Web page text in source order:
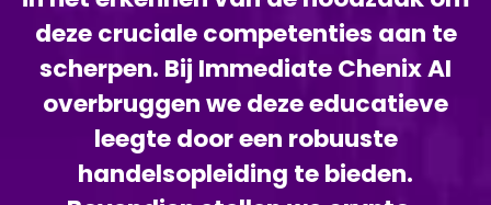
deze cruciale competenties aan te
scherpen. Bij Immediate Chenix AI
overbruggen we deze educatieve
leegte door een robuuste
handelsopleiding te bieden.